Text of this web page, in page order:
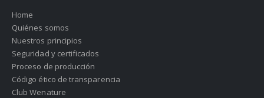
Home
Quiénes somos
Nuestros principios
Seguridad y certificados
Proceso de producción
Código ético de transparencia
Club Wenature